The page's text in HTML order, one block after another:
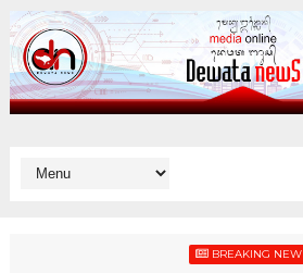
BREAKING NEWS